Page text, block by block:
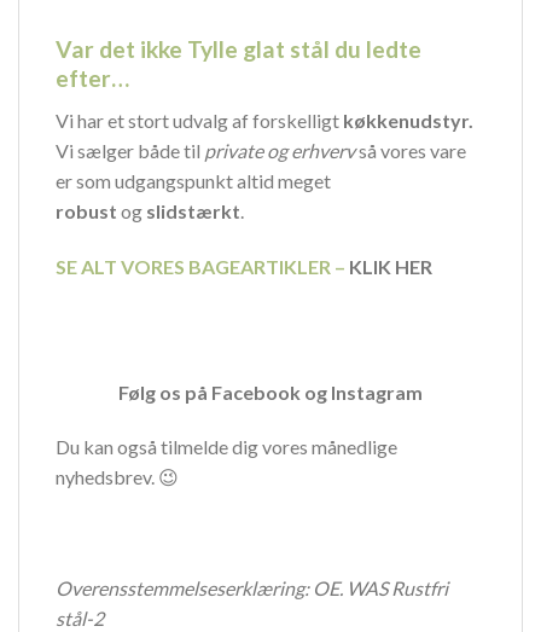
Var det ikke Tylle glat stål du ledte
efter…
Vi har et stort udvalg af forskelligt køkkenudstyr.
Vi sælger både til private og erhvervså vores vare
er som udgangspunkt altid meget
robust og slidstærkt.
SE ALT VORES BAGEARTIKLER – KLIK HER
Følg os på Facebook og Instagram
Du kan også tilmelde dig vores månedlige
nyhedsbrev. 😉
Overensstemmelseserklæring: OE. WAS Rustfri
stål-2